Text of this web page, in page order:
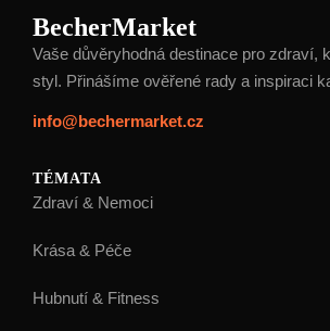
BecherMarket
Vaše důvěryhodná destinace pro zdraví,
styl. Přinášíme ověřené rady a inspiraci
info@bechermarket.cz
TÉMATA
Zdraví & Nemoci
Krása & Péče
Hubnutí & Fitness